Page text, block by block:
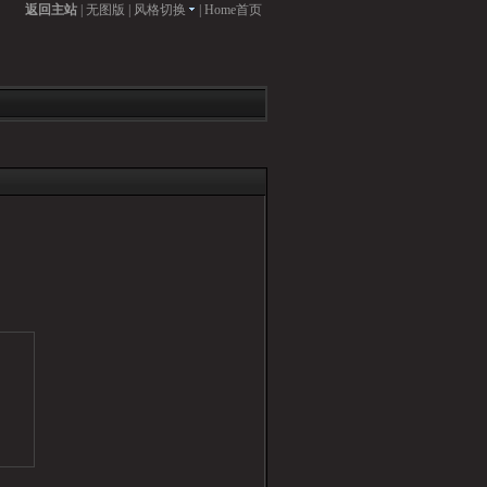
返回主站 无图版 风格切换 Home首页